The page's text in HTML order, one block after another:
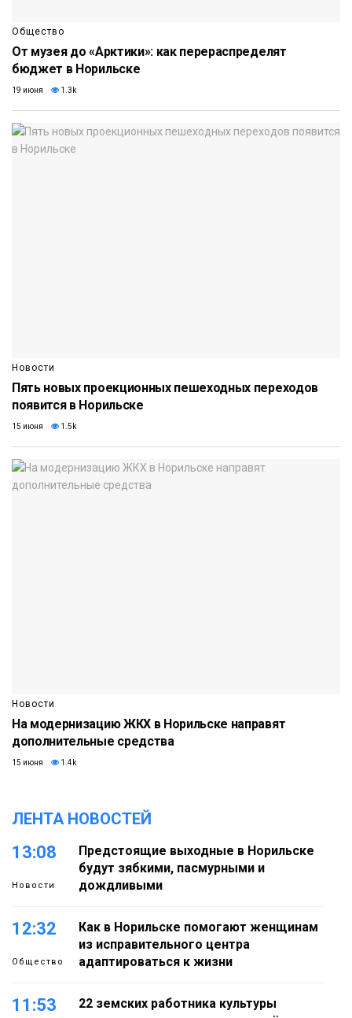
Общество
От музея до «Арктики»: как перераспределят
бюджет в Норильске
19 июня 1.3k
Новости
Пять новых проекционных пешеходных переходов
появится в Норильске
15 июня 1.5k
Новости
На модернизацию ЖКХ в Норильске направят
дополнительные средства
15 июня 1.4k
ЛЕНТА НОВОСТЕЙ
13:08
Новости
Предстоящие выходные в Норильске
будут зябкими, пасмурными и
дождливыми
12:32
Общество
Как в Норильске помогают женщинам
из исправительного центра
адаптироваться к жизни
11:53
22 земских работника культуры